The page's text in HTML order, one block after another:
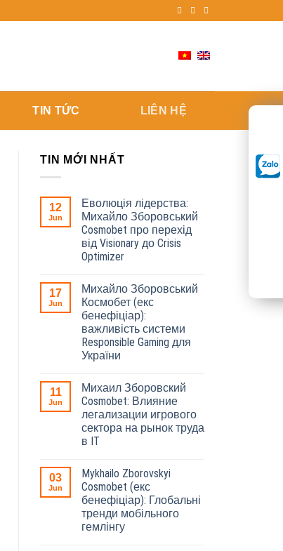
TIN TỨC LIÊN HỆ
TIN MỚI NHẤT
12
Jun
Еволюція лідерства:
Михайло Зборовський
Cosmobet про перехід
від Visionary до Crisis
Optimizer
17
Jun
Михайло Зборовський
Космобет (екс
бенефіціар):
важливість системи
Responsible Gaming для
України
11
Jun
Михаил Зборовский
Cosmobet: Влияние
легализации игрового
сектора на рынок труда
в IT
03
Jun
Mykhailo Zborovskyi
Cosmobet (екс
бенефіціар): Глобальні
тренди мобільного
гемлінгу